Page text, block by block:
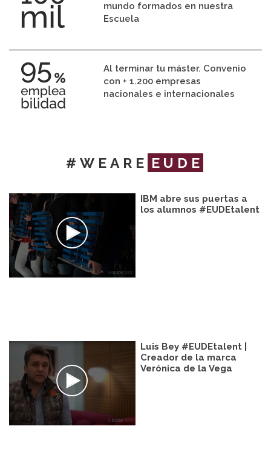
mundo formados en nuestra
Escuela
Al terminar tu máster. Convenio
con + 1.200 empresas
nacionales e internacionales
#WEARE EUDE
IBM abre sus puertas a
los alumnos #EUDEtalent
Luis Bey #EUDEtalent |
Creador de la marca
Verónica de la Vega